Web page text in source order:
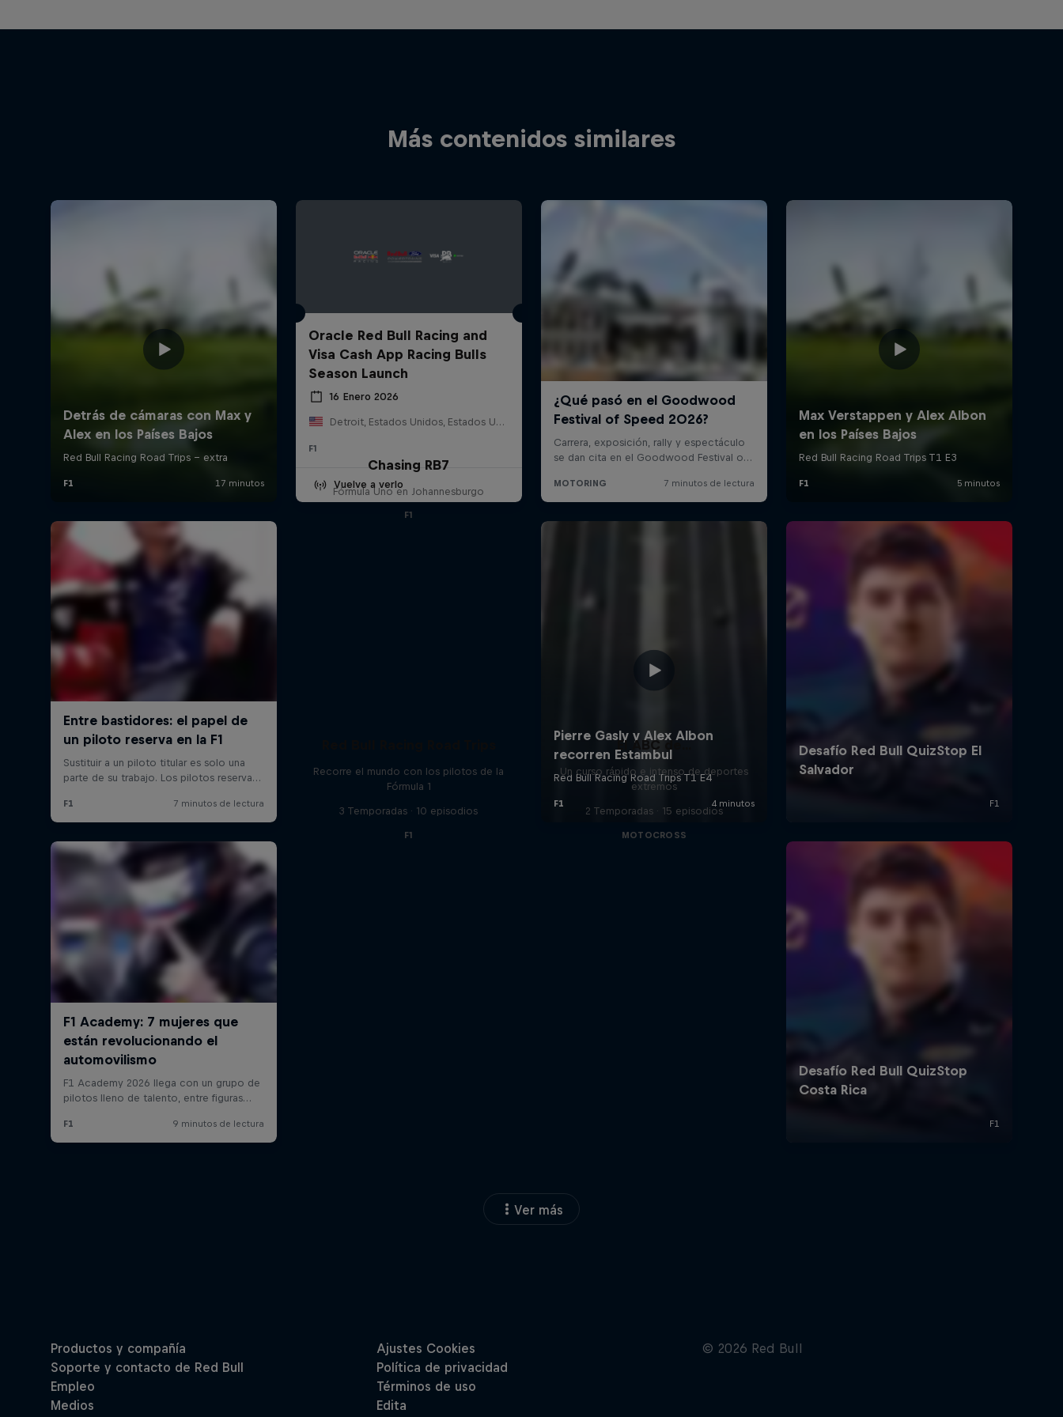
Más contenidos similares
Oracle Red Bull Racing and
Visa Cash App Racing Bulls
Season Launch
16 Enero 2026
Detroit, Estados Unidos, Estados Unidos
F1
Vuelve a verlo
Chasing RB7
Fórmula Uno en Johannesburgo
F1
Recorre el mundo con los pilotos de la
Fórmula 1
3 Temporadas · 10 episodios
F1
El ABC de...
Un curso rápido e intenso de deportes
extremos
2 Temporadas · 15 episodios
MOTOCROSS
Ver más